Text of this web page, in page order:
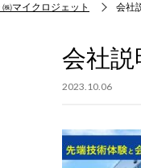
マイクロジェット 会社
会社説
2023.10.06